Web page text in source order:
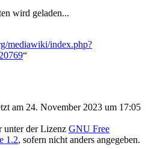
wird geladen...
mediawiki/index.php?
“
am 24. November 2023 um 17:05
unter der Lizenz GNU Free
1.2, sofern nicht anders angegeben.